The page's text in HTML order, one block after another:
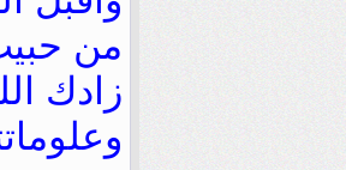
ﻣﻦ
ﺯﺍﺩﻙ